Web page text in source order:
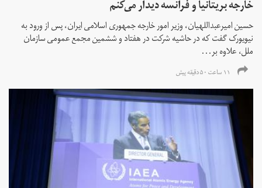
خارجه بریتانیا و فرانسه دیدار می‌کنم
حسین امیرعبداللهیان، وزیر امور خارجه جمهوری اسلامی ایران، پس از ورود به
نیویورک گفت که در حاشیه شرکت در هفتاد و ششمین مجمع عمومی سازمان
ملل، علاوه بر...
۱۱ ساعت ۵۰ دقیقه پیش